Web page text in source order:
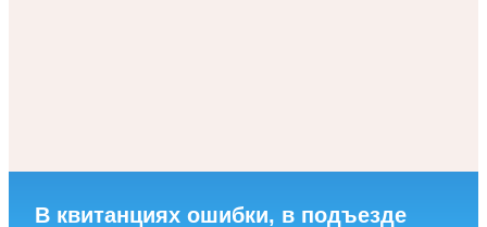
В квитанциях ошибки, в подъезде